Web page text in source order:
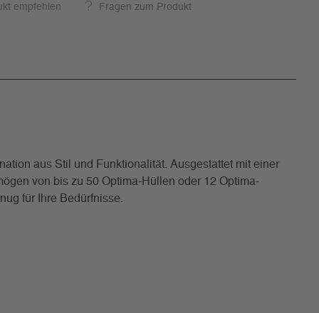
empfehlen Fragen zum Produkt
aus Stil und Funktionalität. Ausgestattet mit einer
von bis zu 50 Optima-Hüllen oder 12 Optima-
für Ihre Bedürfnisse.